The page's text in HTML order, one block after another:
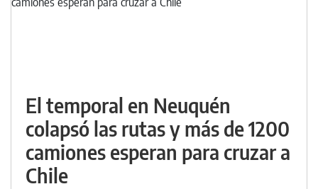
El temporal en Neuquén
colapsó las rutas y más de 1200
camiones esperan para cruzar a
Chile